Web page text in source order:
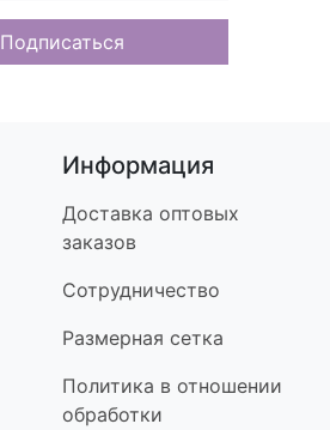
Подписаться
Информация
Доставка оптовых
заказов
Сотрудничество
Размерная сетка
Политика в отношении
обработки